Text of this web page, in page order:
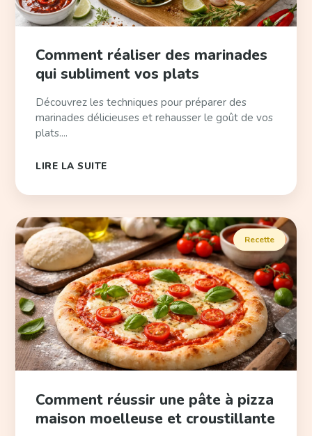
Comment réaliser des marinades
qui subliment vos plats
Découvrez les techniques pour préparer des
marinades délicieuses et rehausser le goût de vos
plats....
LIRE LA SUITE
Recette
Comment réussir une pâte à pizza
maison moelleuse et croustillante